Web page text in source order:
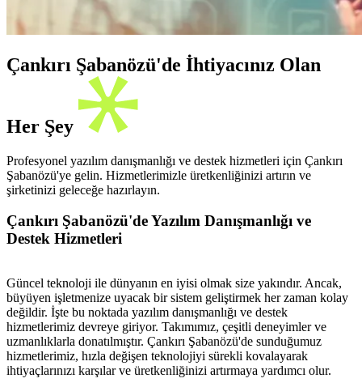
Çankırı Şabanözü'de İhtiyacınız Olan
Her Şey
Profesyonel yazılım danışmanlığı ve destek hizmetleri için Çankırı
Şabanözü'ye gelin. Hizmetlerimizle üretkenliğinizi artırın ve
şirketinizi geleceğe hazırlayın.
Çankırı Şabanözü'de Yazılım Danışmanlığı ve
Destek Hizmetleri
Güncel teknoloji ile dünyanın en iyisi olmak size yakındır. Ancak,
büyüyen işletmenize uyacak bir sistem geliştirmek her zaman kolay
değildir. İşte bu noktada yazılım danışmanlığı ve destek
hizmetlerimiz devreye giriyor. Takımımız, çeşitli deneyimler ve
uzmanlıklarla donatılmıştır. Çankırı Şabanözü'de sunduğumuz
hizmetlerimiz, hızla değişen teknolojiyi sürekli kovalayarak
ihtiyaçlarınızı karşılar ve üretkenliğinizi artırmaya yardımcı olur.